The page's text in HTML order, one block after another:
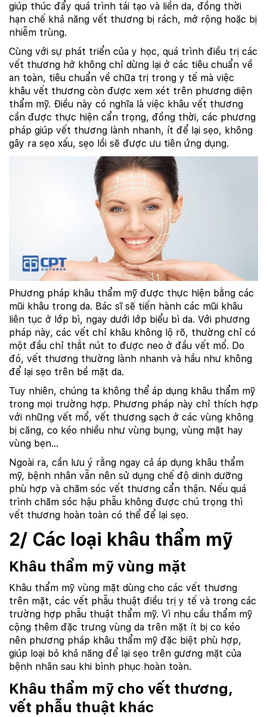
giúp thúc đẩy quá trình tái tạo và liền da, đồng thời
hạn chế khả năng vết thương bị rách, mở rộng hoặc bị
nhiễm trùng.
Cùng với sự phát triển của y học, quá trình điều trị các
vết thương hở không chỉ dừng lại ở các tiêu chuẩn về
an toàn, tiêu chuẩn về chữa trị trong y tế mà việc
khâu vết thương còn được xem xét trên phương diện
thẩm mỹ. Điều này có nghĩa là việc khâu vết thương
cần được thực hiện cẩn trọng, đồng thời, các phương
pháp giúp vết thương lành nhanh, ít để lại sẹo, không
gây ra sẹo xấu, sẹo lồi sẽ được ưu tiên ứng dụng.
Phương pháp khâu thẩm mỹ được thực hiện bằng các
mũi khâu trong da. Bác sĩ sẽ tiến hành các mũi khâu
liên tục ở lớp bì, ngay dưới lớp biểu bì da. Với phương
pháp này, các vết chỉ khâu không lộ rõ, thường chỉ có
một đầu chỉ thắt nút to được neo ở đầu vết mổ. Do
đó, vết thương thường lành nhanh và hầu như không
để lại sẹo trên bề mặt da.
Tuy nhiên, chúng ta không thể áp dụng khâu thẩm mỹ
trong mọi trường hợp. Phương pháp này chỉ thích hợp
với những vết mổ, vết thương sạch ở các vùng không
bị căng, co kéo nhiều như vùng bụng, vùng mặt hay
vùng bẹn…
Ngoài ra, cần lưu ý rằng ngay cả áp dụng khâu thẩm
mỹ, bệnh nhân vẫn nên sử dụng chế độ dinh dưỡng
phù hợp và chăm sóc vết thương cẩn thận. Nếu quá
trình chăm sóc hậu phẫu không được chú trọng thì
vết thương hoàn toàn có thể để lại sẹo.
2/ Các loại khâu thẩm mỹ
Khâu thẩm mỹ vùng mặt
Khâu thẩm mỹ vùng mặt dùng cho các vết thương
trên mặt, các vết phẫu thuật điều trị y tế và trong các
trường hợp phẫu thuật thẩm mỹ. Vì nhu cầu thẩm mỹ
cộng thêm đặc trưng vùng da trên mặt ít bị co kéo
nên phương pháp khâu thẩm mỹ đặc biệt phù hợp,
giúp loại bỏ khả năng để lại sẹo trên gương mặt của
bệnh nhân sau khi bình phục hoàn toàn.
Khâu thẩm mỹ cho vết thương,
vết phẫu thuật khác